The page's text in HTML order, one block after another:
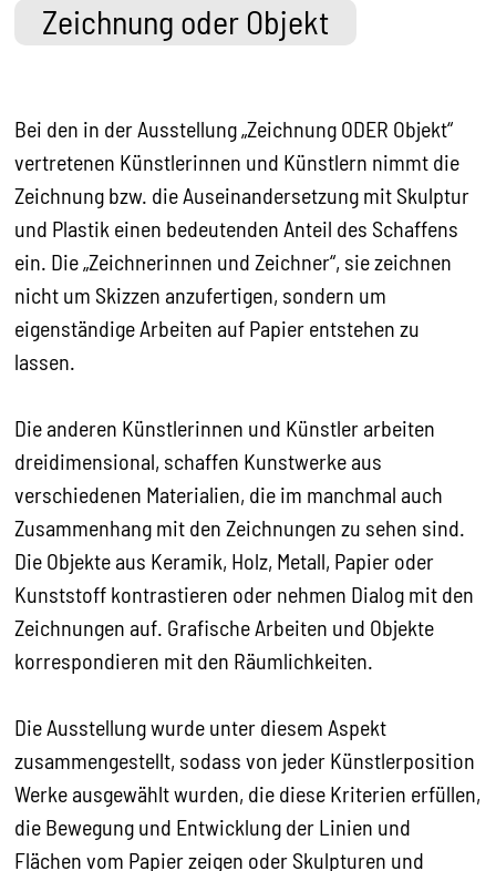
Zeichnung oder Objekt
Bei den in der Ausstellung „Zeichnung ODER Objekt“
vertretenen Künstlerinnen und Künstlern nimmt die
Zeichnung bzw. die Auseinandersetzung mit Skulptur
und Plastik einen bedeutenden Anteil des Schaffens
ein. Die „Zeichnerinnen und Zeichner“, sie zeichnen
nicht um Skizzen anzufertigen, sondern um
eigenständige Arbeiten auf Papier entstehen zu
lassen.
Die anderen Künstlerinnen und Künstler arbeiten
dreidimensional, schaffen Kunstwerke aus
verschiedenen Materialien, die im manchmal auch
Zusammenhang mit den Zeichnungen zu sehen sind.
Die Objekte aus Keramik, Holz, Metall, Papier oder
Kunststoff kontrastieren oder nehmen Dialog mit den
Zeichnungen auf. Grafische Arbeiten und Objekte
korrespondieren mit den Räumlichkeiten.
Die Ausstellung wurde unter diesem Aspekt
zusammengestellt, sodass von jeder Künstlerposition
Werke ausgewählt wurden, die diese Kriterien erfüllen,
die Bewegung und Entwicklung der Linien und
Flächen vom Papier zeigen oder Skulpturen und